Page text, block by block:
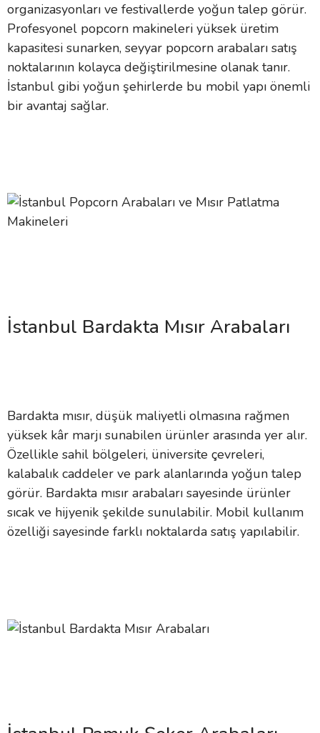
organizasyonları ve festivallerde yoğun talep görür.
Profesyonel popcorn makineleri yüksek üretim
kapasitesi sunarken, seyyar popcorn arabaları satış
noktalarının kolayca değiştirilmesine olanak tanır.
İstanbul gibi yoğun şehirlerde bu mobil yapı önemli
bir avantaj sağlar.
İstanbul Bardakta Mısır Arabaları
Bardakta mısır, düşük maliyetli olmasına rağmen
yüksek kâr marjı sunabilen ürünler arasında yer alır.
Özellikle sahil bölgeleri, üniversite çevreleri,
kalabalık caddeler ve park alanlarında yoğun talep
görür. Bardakta mısır arabaları sayesinde ürünler
sıcak ve hijyenik şekilde sunulabilir. Mobil kullanım
özelliği sayesinde farklı noktalarda satış yapılabilir.